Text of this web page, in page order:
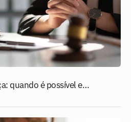
quando é possível e